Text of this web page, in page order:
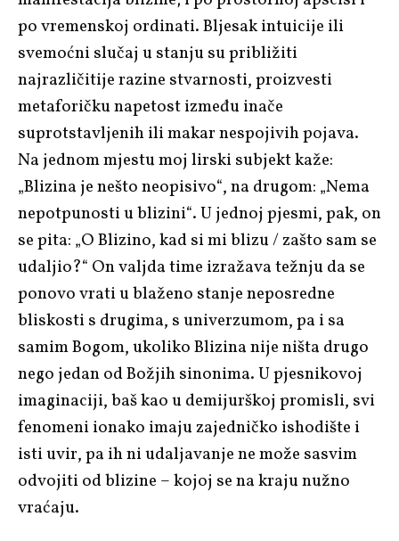
po vremenskoj ordinati. Bljesak intuicije ili
svemoćni slučaj u stanju su približiti
najrazličitije razine stvarnosti, proizvesti
metaforičku napetost između inače
suprotstavljenih ili makar nespojivih pojava.
Na jednom mjestu moj lirski subjekt kaže:
„Blizina je nešto neopisivo“, na drugom: „Nema
nepotpunosti u blizini“. U jednoj pjesmi, pak, on
se pita: „O Blizino, kad si mi blizu / zašto sam se
udaljio?“ On valjda time izražava težnju da se
ponovo vrati u blaženo stanje neposredne
bliskosti s drugima, s univerzumom, pa i sa
samim Bogom, ukoliko Blizina nije ništa drugo
nego jedan od Božjih sinonima. U pjesnikovoj
imaginaciji, baš kao u demijurškoj promisli, svi
fenomeni ionako imaju zajedničko ishodište i
isti uvir, pa ih ni udaljavanje ne može sasvim
odvojiti od blizine – kojoj se na kraju nužno
vraćaju.